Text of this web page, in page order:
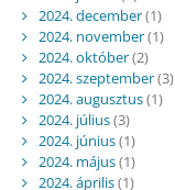
2024. december(1)
2024. november(1)
2024. október(2)
2024. szeptember(3)
2024. augusztus(1)
2024. július(3)
2024. június(1)
2024. május(1)
2024. április(1)